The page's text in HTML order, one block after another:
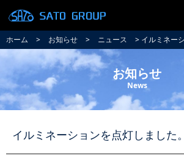
ホーム > お知らせ > ニュース > イルミネー
お知らせ
News
イルミネーションを点灯しました。